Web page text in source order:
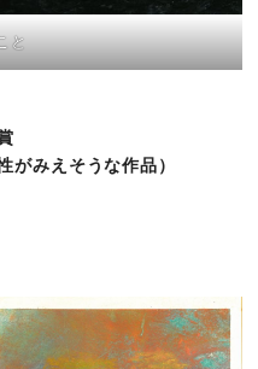
と
がみえそうな作品）